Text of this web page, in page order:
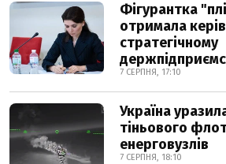
Фігурантка
отримала
стратегічному
7 СЕРПНЯ, 17:10
Україна
тіньового
енерговузлів
7 СЕРПНЯ, 18:10